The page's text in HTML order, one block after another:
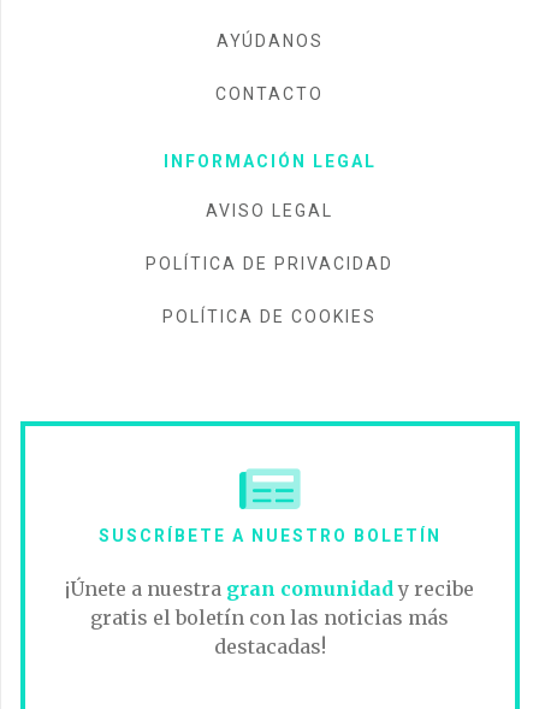
AYÚDANOS
CONTACTO
INFORMACIÓN LEGAL
AVISO LEGAL
POLÍTICA DE PRIVACIDAD
POLÍTICA DE COOKIES
SUSCRÍBETE A NUESTRO BOLETÍN
¡Únete a nuestra gran comunidady recibe
gratis el boletín con las noticias más
destacadas!